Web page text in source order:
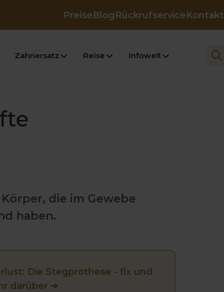
PreiseBlogRückrufserviceKontakt
Zahnersatz Reise Infowelt
die im Gewebe
haben.
Die Stegprothese - fix und
darüber ➜